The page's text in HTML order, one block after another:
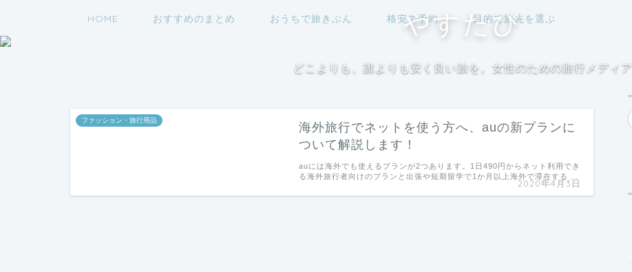
HOME おすすめのまとめ おうちで旅きぶん 格安で予約 目的で旅先を選ぶ
やすたび
どこよりも、誰よりも安く良い旅を。女性のための旅行メディア
ファッション・旅行用品
海外旅行でネットを使う方へ、auの新プランに
ついて解説します！
2020年4月3日
auには海外でも使えるプランが2つあります。1日490円からネット利用でき
る海外旅行者向けのプランと出張や短期留学で1か月以上海外で滞在する …